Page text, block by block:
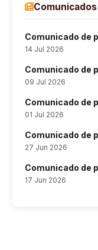
Comunicado de
14 Jul 2026
Comunicado de
09 Jul 2026
Comunicado de
01 Jul 2026
Comunicado de
27 Jun 2026
Comunicado de
17 Jun 2026